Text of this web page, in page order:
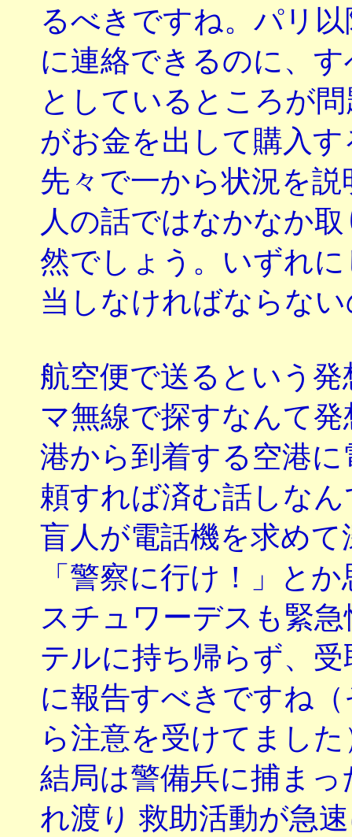
るべきですね。パリ
に連絡できるのに、
としているところが
がお金を出して購入
先々で一から状況を
人の話ではなかなか
然でしょう。いずれ
当しなければならな
航空便で送るという
マ無線で探すなんて
港から到着する空港
頼すれば済む話しな
盲人が電話機を求め
「警察に行け！」と
スチュワーデスも緊
テルに持ち帰らず、
に報告すべきですね
ら注意を受けてました
結局は警備兵に捕ま
れ渡り 救助活動が急